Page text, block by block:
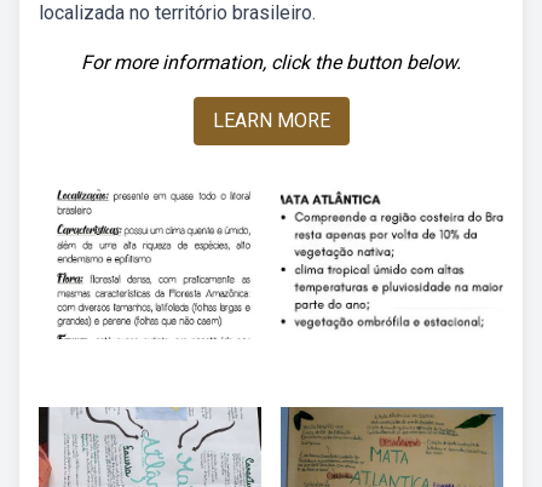
localizada no território brasileiro.
For more information, click the button below.
LEARN MORE